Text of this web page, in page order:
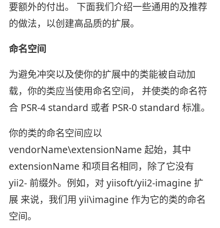
要额外的付出。 下面我们介绍一些通用的及推荐
的做法，以创建高品质的扩展。
命名空间
为避免冲突以及使你的扩展中的类能被自动加
载，你的类应当使用命名空间， 并使类的命名符
合 PSR-4 standard 或者 PSR-0 standard 标准。
你的类的命名空间应以
vendorName\extensionName 起始，其中
extensionName 和项目名相同，除了它没有
yii2- 前缀外。例如，对 yiisoft/yii2-imagine 扩
展 来说，我们用 yii\imagine 作为它的类的命名
空间。